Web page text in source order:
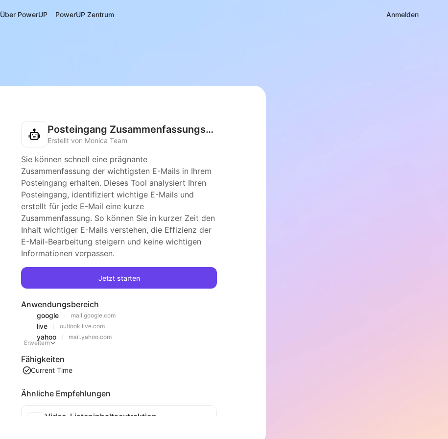
Über PowerUP PowerUP Zentrum Anmelden
Posteingang Zusammenfassungsassistent
Erstellt von Monica Team
Sie können schnell eine prägnante
Zusammenfassung der wichtigsten E-Mails in Ihrem
Posteingang erhalten. Dieses Tool analysiert Ihren
Posteingang, identifiziert wichtige E-Mails und
erstellt für jede E-Mail eine kurze
Zusammenfassung. So können Sie in kurzer Zeit den
Inhalt wichtiger E-Mails verstehen, die Effizienz der
E-Mail-Bearbeitung steigern und keine wichtigen
Informationen verpassen.
Jetzt starten
Anwendungsbereich
google mail.google.com
live outlook.live.com
yahoo
mail.yahoo.com
Erweitern
Fähigkeiten
Current Time
Ähnliche Empfehlungen
Video-Listeninhaltsextraktion